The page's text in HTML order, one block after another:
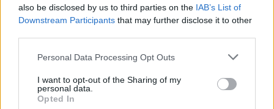
also be disclosed by us to third parties on the IAB’s List of
Downstream Participants that may further disclose it to other
Personal Data Processing Opt Outs
I want to opt-out of the Sharing of my
personal data.
Opted In
99